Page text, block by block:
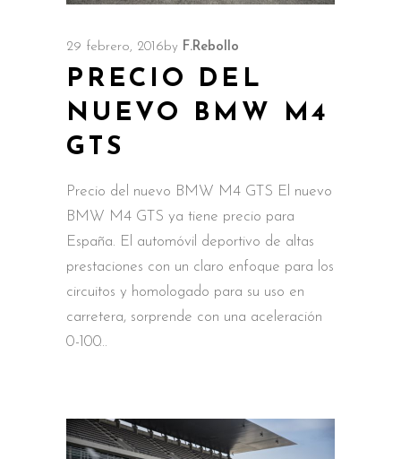
29 febrero, 2016by F.Rebollo
PRECIO DEL
NUEVO BMW M4
GTS
Precio del nuevo BMW M4 GTS El nuevo
BMW M4 GTS ya tiene precio para
España. El automóvil deportivo de altas
prestaciones con un claro enfoque para los
circuitos y homologado para su uso en
carretera, sorprende con una aceleración
0-100